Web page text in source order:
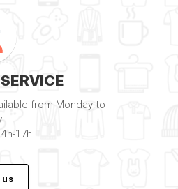
from Monday to
17h.
us